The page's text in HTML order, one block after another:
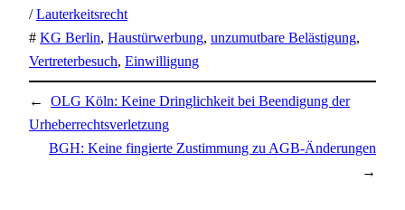
/Lauterkeitsrecht
# KG Berlin, Haustürwerbung, unzumutbare Belästigung
Vertreterbesuch, Einwilligung
← OLG Köln: Keine Dringlichkeit bei Beendigung der
Urheberrechtsverletzung
BGH: Keine fingierte Zustimmung zu AGB-Änderungen
→